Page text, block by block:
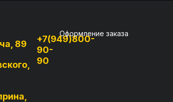
89
+7(949)800-
90-
90
Оформление заказа